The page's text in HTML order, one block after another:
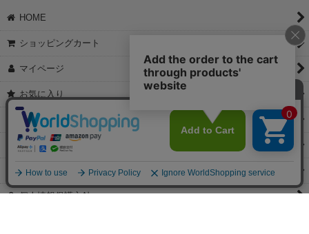
＞詳細は画像をタップ＜
【これからご注文する場合】
STEP2「お届け先・お支払い」ページにて備考欄に下記の記載をお
願いします。
②宛名（空欄は上様は不可）
③但し書き（空欄やお品代は不可）
【すでにご注文が完了している場合】
①お電話・メール・LINEにて領収書希望の連絡をお願い致します
②後日、郵送にて領収書を送らせて頂きます。
①マイページから購入履歴→購入内容→領収書発行を選択。
②後日、郵送にて領収書を送らせて頂きます。
HOME
ショッピングカート
マイページ
お気に入り
特定商取引法表示
ご利用案内
お問い合せ
個人情報保護方針